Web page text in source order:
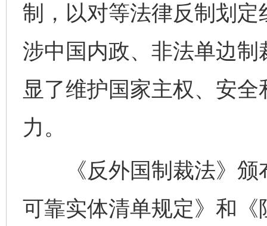
制，以对等法律反制划
涉中国内政、非法单边
显了维护国家主权、安
力。
《反外国制裁法》颁
可靠实体清单规定》和